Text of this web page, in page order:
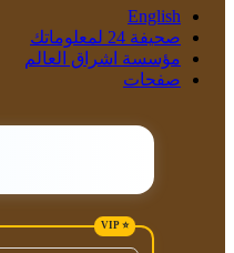
English
صحيفة 24 لمعلوماتك
مؤسسة اشراق العالم
صفحات